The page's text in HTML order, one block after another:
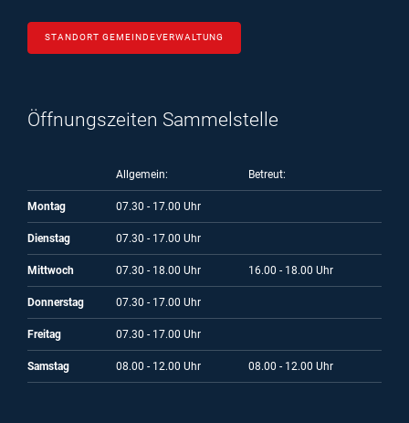
STANDORT GEMEINDEVERWALTUNG
Öffnungszeiten Sammelstelle
Allgemein: Betreut:
Montag 07.30 - 17.00 Uhr
Dienstag 07.30 - 17.00 Uhr
Mittwoch 07.30 - 18.00 Uhr 16.00 - 18.00 Uhr
Donnerstag 07.30 - 17.00 Uhr
Freitag 07.30 - 17.00 Uhr
Samstag 08.00 - 12.00 Uhr 08.00 - 12.00 Uhr